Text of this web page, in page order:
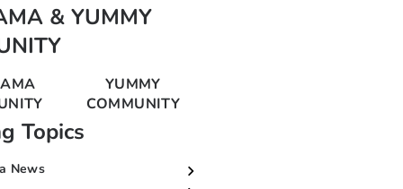
& YUMMY
YUMMY
COMMUNITY
Topics
News